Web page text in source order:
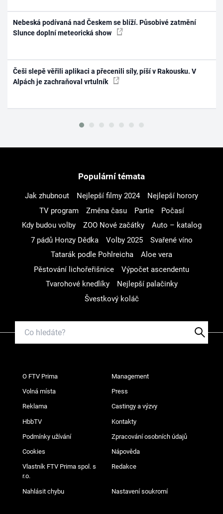
Nebeská podívaná nad Českem se blíží. Působivé zatmění
Slunce doplní meteorická show
Češi slepě věřili aplikaci a přecenili síly, píší v Rakousku. V
Alpách je zachraňoval vrtulník
Populární témata
Jak zhubnout Nejlepší filmy 2024
Nejlepší horory
TV program
Změna času Partie
Počasí
Kdy budou volby
ZOO Nové začátky
Auto – katalog
7 pádů Honzy Dědka
Volby 2025
Svařené víno
Tatarák podle Pohlreicha
Aloe vera
Pěstování lichořeřišnice
Výpočet ascendentu
Tvarohové knedlíky
Nejlepší palačinky
Švestkový koláč
O FTV Prima Management
Volná místa Press
Reklama Castingy a výzvy
HbbTV Kontakty
Podmínky užívání Zpracování osobních údajů
Cookies Nápověda
Vlastník FTV Prima spol. s
r.o.
Redakce
Nahlásit chybu Nastavení soukromí